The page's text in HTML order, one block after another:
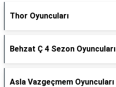
Thor Oyuncuları
Behzat Ç 4 Sezon Oyuncuları
Asla Vazgeçmem Oyuncuları